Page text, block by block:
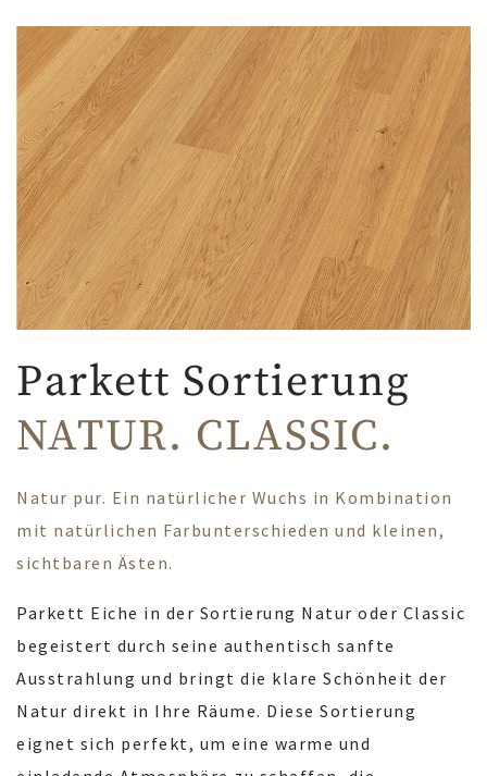
Parkett Sortierung
NATUR. CLASSIC.
Natur pur. Ein natürlicher Wuchs in Kombination
mit natürlichen Farbunterschieden und kleinen,
sichtbaren Ästen.
Parkett Eiche in der Sortierung Natur oder Classic
begeistert durch seine authentisch sanfte
Ausstrahlung und bringt die klare Schönheit der
Natur direkt in Ihre Räume. Diese Sortierung
eignet sich perfekt, um eine warme und